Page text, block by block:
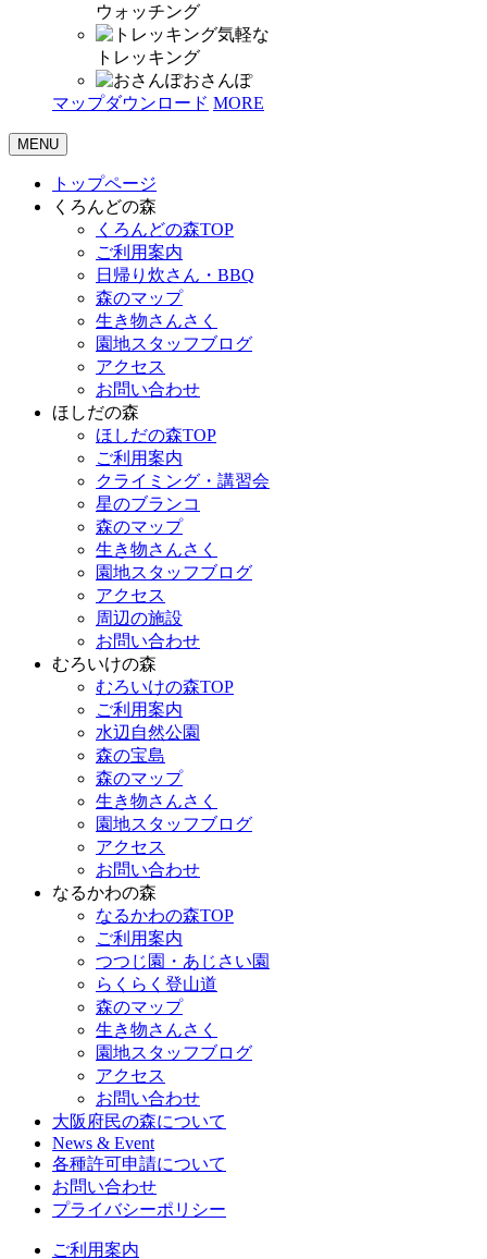
ウォッチング
気軽な
トレッキング
おさんぽ
マップダウンロード MORE
MENU
トップページ
くろんどの森
くろんどの森TOP
ご利用案内
日帰り炊さん・BBQ
森のマップ
生き物さんさく
園地スタッフブログ
アクセス
お問い合わせ
ほしだの森
ほしだの森TOP
ご利用案内
クライミング・講習会
星のブランコ
森のマップ
生き物さんさく
園地スタッフブログ
アクセス
周辺の施設
お問い合わせ
むろいけの森
むろいけの森TOP
ご利用案内
水辺自然公園
森の宝島
森のマップ
生き物さんさく
園地スタッフブログ
アクセス
お問い合わせ
なるかわの森
なるかわの森TOP
ご利用案内
つつじ園・あじさい園
らくらく登山道
森のマップ
生き物さんさく
園地スタッフブログ
アクセス
お問い合わせ
大阪府民の森について
News & Event
各種許可申請について
お問い合わせ
プライバシーポリシー
ご利用案内